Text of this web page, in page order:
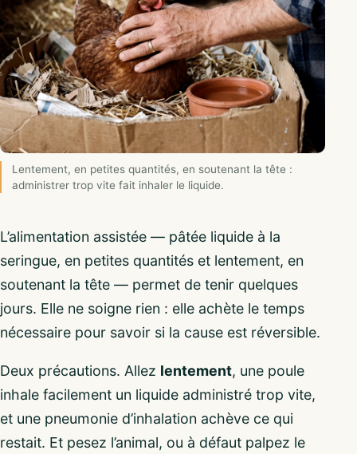
Lentement, en petites quantités, en soutenant la tête :
administrer trop vite fait inhaler le liquide.
L’alimentation assistée — pâtée liquide à la
seringue, en petites quantités et lentement, en
soutenant la tête — permet de tenir quelques
jours. Elle ne soigne rien : elle achète le temps
nécessaire pour savoir si la cause est réversible.
Deux précautions. Allez lentement, une poule
inhale facilement un liquide administré trop vite,
et une pneumonie d’inhalation achève ce qui
restait. Et pesez l’animal, ou à défaut palpez le